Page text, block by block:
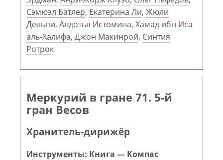
Сэмюэл Батлер, Екатерина Ли, Жюли
Дельпи, Авдотья Истомина, Хамад ибн Иса
аль-Халифа, Джон Макинрой, Синтия
Ротрок
Меркурий в гране 71. 5-й
гран Весов
Хранитель-дирижёр
Инструменты: Книга — Компас